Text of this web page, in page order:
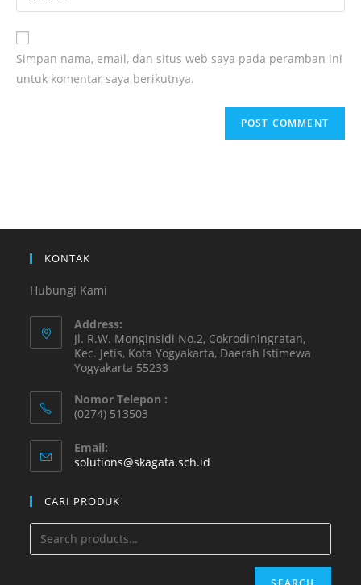
Simpan nama, email, dan situs web saya pada peramban ini
untuk komentar saya berikutnya.
KONTAK
Hubungi Kami
Address:
Jl. R.W. Monginsidi No.2, Cokrodiningratan,
Kec. Jetis, Kota Yogyakarta, Daerah Istimewa
Yogyakarta 55233
Nomor Telepon :
(0274) 513503
Email:
solutions@skagata.sch.id
CARI PRODUK